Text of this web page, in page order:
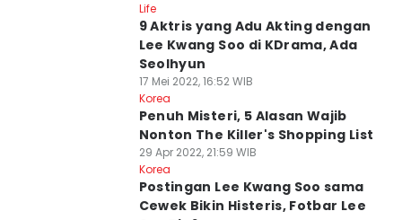
Life
9 Aktris yang Adu Akting dengan
Lee Kwang Soo di KDrama, Ada
Seolhyun
17 Mei 2022, 16:52 WIB
Korea
Penuh Misteri, 5 Alasan Wajib
Nonton The Killer's Shopping List
29 Apr 2022, 21:59 WIB
Korea
Postingan Lee Kwang Soo sama
Cewek Bikin Histeris, Fotbar Lee